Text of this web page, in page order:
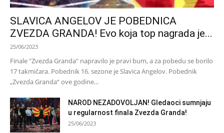
SLAVICA ANGELOV JE POBEDNICA
ZVEZDA GRANDA! Evo koja top nagrada je...
25/06/2023
Finale "Zvezda Granda" napravilo je pravi bum, a za pobedu se borilo
17 takmičara. Pobednik 16. sezone je Slavica Angelov. Pobednik
„Zvezda Granda“ ove godine...
NAROD NEZADOVOLJAN! Gledaoci sumnjaju
u regularnost finala Zvezda Granda!
25/06/2023